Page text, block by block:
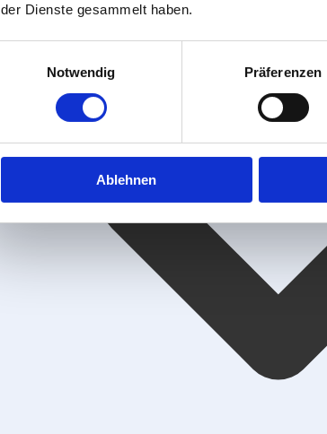
der Dienste gesammelt haben.
Notwendig
Präferenzen
Ablehnen